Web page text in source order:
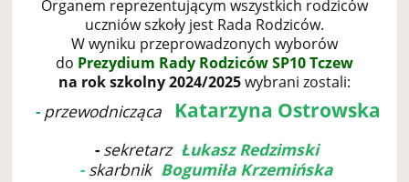
Organem reprezentującym wszystkich rodziców
uczniów szkoły jest Rada Rodziców.
W wyniku przeprowadzonych wyborów
do Prezydium Rady Rodziców SP10 Tczew
na rok szkolny 2024/2025wybrani zostali:
- przewodnicząca Katarzyna Ostrowska
- sekretarz Łukasz Redzimski
- skarbnik Bogumiła Krzemińska